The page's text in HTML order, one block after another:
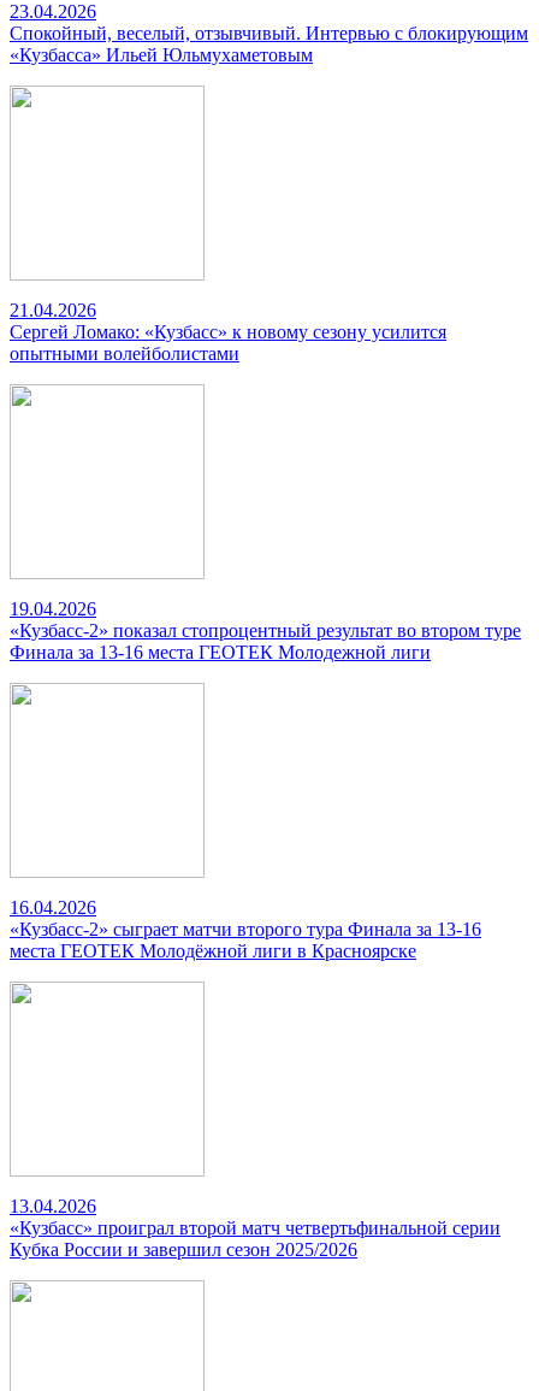
23.04.2026
Спокойный, веселый, отзывчивый. Интервью с блокирующим
«Кузбасса» Ильей Юльмухаметовым
21.04.2026
Сергей Ломако: «Кузбасс» к новому сезону усилится
опытными волейболистами
19.04.2026
«Кузбасс-2» показал стопроцентный результат во втором туре
Финала за 13-16 места ГЕОТЕК Молодежной лиги
16.04.2026
«Кузбасс-2» сыграет матчи второго тура Финала за 13-16
места ГЕОТЕК Молодёжной лиги в Красноярске
13.04.2026
«Кузбасс» проиграл второй матч четвертьфинальной серии
Кубка России и завершил сезон 2025/2026